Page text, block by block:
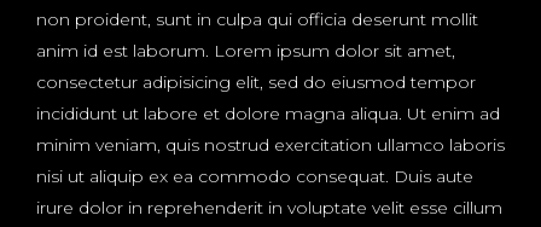
non proident, sunt in culpa qui officia deserunt mollit
anim id est laborum. Lorem ipsum dolor sit amet,
consectetur adipisicing elit, sed do eiusmod tempor
incididunt ut labore et dolore magna aliqua. Ut enim ad
minim veniam, quis nostrud exercitation ullamco laboris
nisi ut aliquip ex ea commodo consequat. Duis aute
irure dolor in reprehenderit in voluptate velit esse cillum